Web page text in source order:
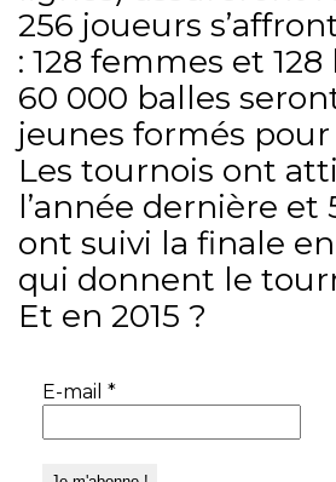
256 joueurs
: 128 femmes et
60 000 balles
jeunes formés pour
Les tournois ont
l’année dernière
ont suivi la finale
qui donnent le
Et en 2015 ?
E-mail *